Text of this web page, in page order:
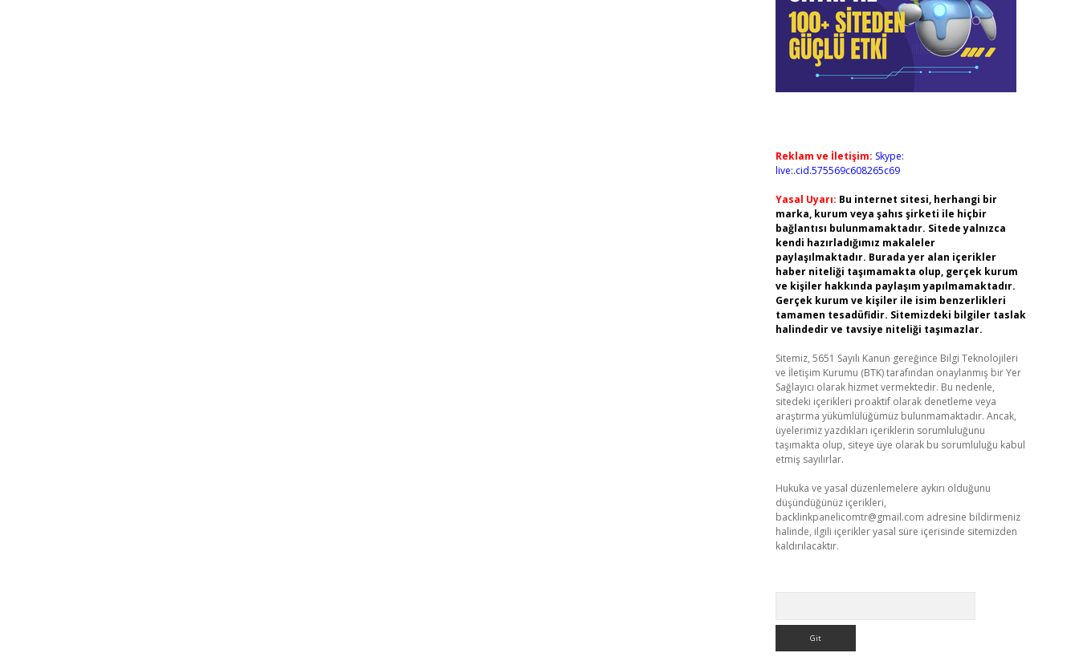
Reklam ve İletişim: Skype:
live:.cid.575569c608265c69
Yasal Uyarı: Bu internet sitesi, herhangi bir
marka, kurum veya şahıs şirketi ile hiçbir
bağlantısı bulunmamaktadır. Sitede yalnızca
kendi hazırladığımız makaleler
paylaşılmaktadır. Burada yer alan içerikler
haber niteliği taşımamakta olup, gerçek kurum
ve kişiler hakkında paylaşım yapılmamaktadır.
Gerçek kurum ve kişiler ile isim benzerlikleri
tamamen tesadüfidir. Sitemizdeki bilgiler taslak
halindedir ve tavsiye niteliği taşımazlar.
Sitemiz, 5651 Sayılı Kanun gereğince Bilgi Teknolojileri
ve İletişim Kurumu (BTK) tarafından onaylanmış bir Yer
Sağlayıcı olarak hizmet vermektedir. Bu nedenle,
sitedeki içerikleri proaktif olarak denetleme veya
araştırma yükümlülüğümüz bulunmamaktadır. Ancak,
üyelerimiz yazdıkları içeriklerin sorumluluğunu
taşımakta olup, siteye üye olarak bu sorumluluğu kabul
etmiş sayılırlar.
Hukuka ve yasal düzenlemelere aykırı olduğunu
düşündüğünüz içerikleri,
backlinkpanelicomtr@gmail.com adresine bildirmeniz
halinde, ilgili içerikler yasal süre içerisinde sitemizden
kaldırılacaktır.